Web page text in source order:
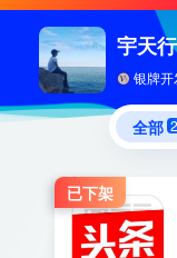
宇天行
银牌开
全部
已下架